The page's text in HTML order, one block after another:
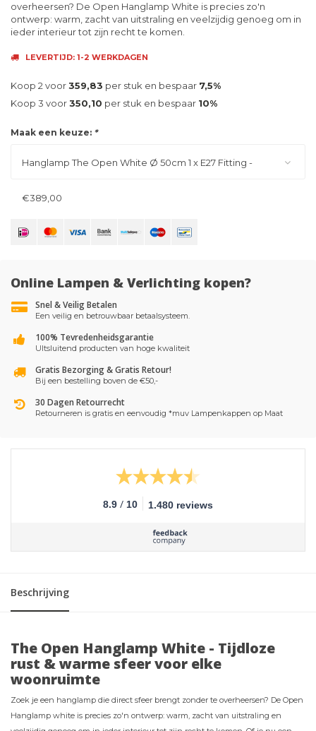
overheersen? De Open Hanglamp White is precies zo'n
ontwerp: warm, zacht van uitstraling en veelzijdig genoeg om in
ieder interieur tot zijn recht te komen.
LEVERTIJD: 1-2 WERKDAGEN
Koop 2 voor359,83 per stuk en bespaar 7,5%
Koop 3 voor350,10 per stuk en bespaar 10%
Maak een keuze: *
Hanglamp The Open White Ø 50cm 1 x E27 Fitting -
€389,00
Online Lampen & Verlichting kopen?
Snel & Veilig Betalen
Een veilig en betrouwbaar betaalsysteem.
100% Tevredenheidsgarantie
UItsluitend producten van hoge kwaliteit
Gratis Bezorging & Gratis Retour!
Bij een bestelling boven de €50,-
30 Dagen Retourrecht
Retourneren is gratis en eenvoudig *muv Lampenkappen op Maat
8.9 / 10 1.480 reviews
Beschrijving
The Open Hanglamp White - Tijdloze
rust & warme sfeer voor elke
woonruimte
Zoek je een hanglamp die direct sfeer brengt zonder te overheersen? De Open
Hanglamp white is precies zo'n ontwerp: warm, zacht van uitstraling en